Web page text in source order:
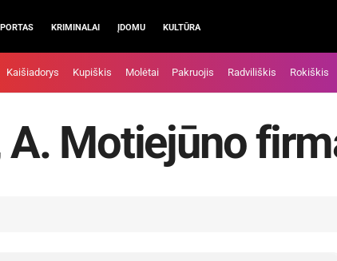
KRIMINALAI ĮDOMU KULTŪRA
Kaišiadorys Kupiškis Molėtai Pakruojis Radviliškis Rokiškis
Motiejūno